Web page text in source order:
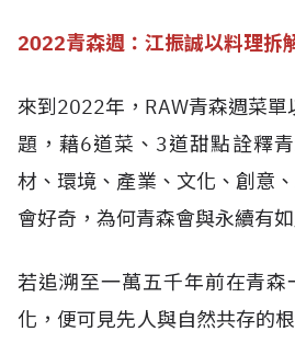
2022青森週：江振誠以料理拆
來到2022年，RAW青森週菜單
題，藉6道菜、3道甜點詮釋
材、環境、產業、文化、創意
會好奇，為何青森會與永續有
若追溯至一萬五千年前在青
化，便可見先人與自然共存的